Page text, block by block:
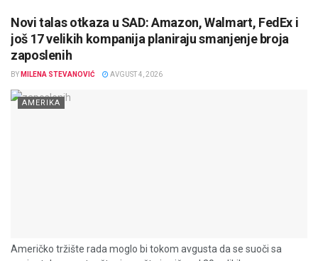
Novi talas otkaza u SAD: Amazon, Walmart, FedEx i
još 17 velikih kompanija planiraju smanjenje broja
zaposlenih
BY MILENA STEVANOVIĆ AVGUST 4, 2026
AMERIKA
Američko tržište rada moglo bi tokom avgusta da se suoči sa